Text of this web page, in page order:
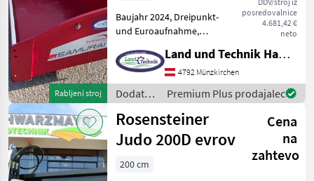
Rabljeni stroj
posredovalnice
4.681,42 €
neto
Baujahr 2024, Dreipunkt-
und Euroaufnahme,
Leistungsbedarf, 2
Zylindersystem
doppeltwirkend,
geschraubte Schürfleiste, 6
Zurpunkte zur L
Land und Technik HandelsgesmbH
4792 Münzkirchen
Dodatna
oprema
za
traktorje
/
Rosensteiner
Premium Plus prodajalec
Rosensteiner
Judo 200D evrov
Cena
na
zahtevo
200 cm